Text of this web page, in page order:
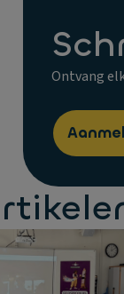
Ontvang